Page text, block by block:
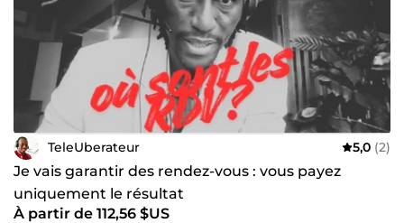
TeleUberateur 5,0 (2)
Je vais garantir des rendez-vous : vous payez
uniquement le résultat
À partir de 112,56 $US